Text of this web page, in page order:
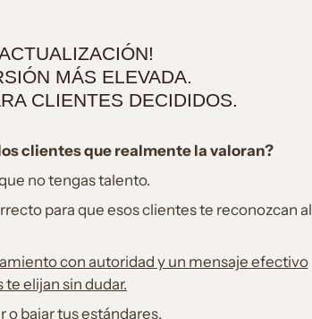
MÁS ELEVADA.
CLIENTES DECIDIDOS.
clientes que realmente la valoran?
no tengas talento.
para que esos clientes te reconozcan al
con autoridad y un mensaje efectivo
elijan sin dudar.
o bajar tus estándares.